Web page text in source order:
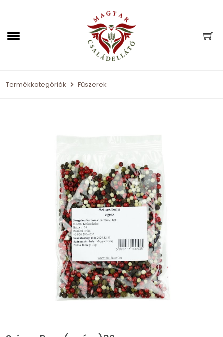
Termékkategóriák Fűszerek